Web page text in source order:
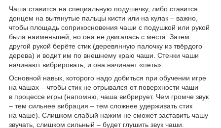
Чаша ставится на специальную подушечку, либо ставится
донцем на вытянутые пальцы кисти или на кулак – важно,
чтобы площадь соприкосновения чаши с подушкой или рукой
была наименьшей, но она не двигалась с места. Затем
другой рукой берёте стик (деревянную палочку из твёрдого
дерева) и водит им по внешнему краю чаши. Стенки чаши
начинают вибрировать, и она начинает «петь».
Основной навык, которого надо добиться при обучении игре
на чашах – чтобы стик не отрывался от поверхности чаши
в процессе игры (напомню, чаша вибрирует. Чем громче звук
– тем сильнее вибрация – тем сложнее удерживать стик
на чаше). Слишком слабый нажим не сможет заставить чашу
звучать, слишком сильный – будет глушить звук чаши.